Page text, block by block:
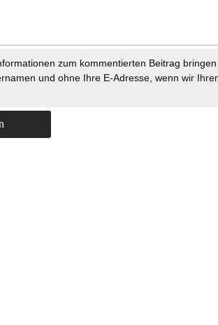
zum kommentierten Beitrag
und ohne Ihre E-Adresse, wenn wir